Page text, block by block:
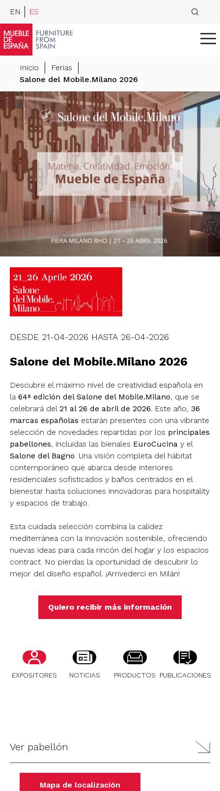
EN ES
Inicio
Ferias
Salone del Mobile.Milano 2026
DESDE 21-04-2026 HASTA 26-04-2026
Salone del Mobile.Milano 2026
Descubre el máximo nivel de creatividad española en
la 64ª edición del Salone del Mobile.Milano, que se
celebrará del 21 al 26 de abril de 2026. Este año, 36
marcas españolas estarán presentes con una vibrante
selección de novedades repartidas por los principales
pabellones, incluidas las bienales EuroCucina y el
Salone del Bagno. Una visión completa del hábitat
contemporáneo que abarca desde interiores
residenciales sofisticados y baños centrados en el
bienestar hasta soluciones innovadoras para hospitality
y espacios de trabajo.
Esta cuidada selección combina la calidez
mediterránea con la innovación sostenible, ofreciendo
nuevas ideas para cada rincón del hogar y los espacios
contract. No pierdas la oportunidad de descubrir lo
mejor del diseño español. ¡Arrivederci en Milán!
Quiero recibir más información
EXPOSITORES NOTICIAS PRODUCTOS PUBLICACIONES
Ver pabellón
Mapa de localización